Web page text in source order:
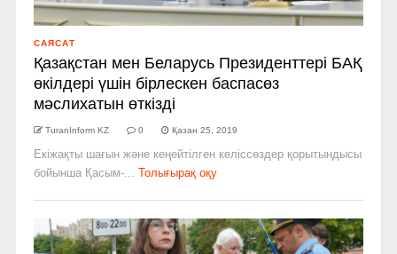
САЯСАТ
Қазақстан мен Беларусь Президенттері БАҚ
өкілдері үшін бірлескен баспасөз
мәслихатын өткізді
TuranInform KZ 0 Қазан 25, 2019
Екіжақты шағын және кеңейтілген келіссөздер қорытындысы
бойынша Қасым-...
Толығырақ оқу